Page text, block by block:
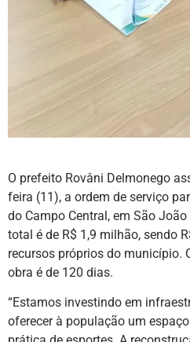
O prefeito Rovâni Delmonego
feira (11), a ordem de serviço
do Campo Central, em São
total é de R$ 1,9 milhão, sendo
recursos próprios do município.
obra é de 120 dias.
“Estamos investindo em
oferecer à população um